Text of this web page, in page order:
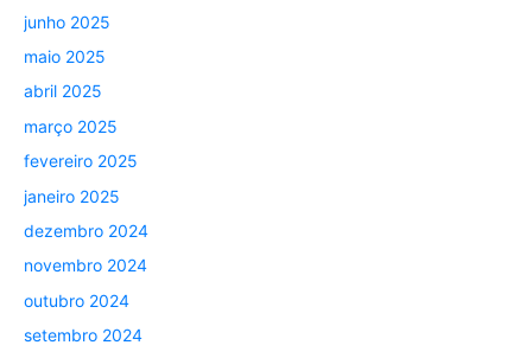
junho 2025
maio 2025
abril 2025
março 2025
fevereiro 2025
janeiro 2025
dezembro 2024
novembro 2024
outubro 2024
setembro 2024